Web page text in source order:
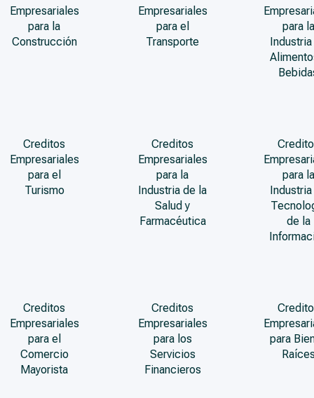
Empresariales
para la
Construcción
Empresariales
para el
Transporte
para la
Creditos
Empresariales
para el
Turismo
Creditos
Empresariales
para la
Industria de la
Salud y
Farmacéutica
para la
de la
Creditos
Empresariales
para el
Comercio
Mayorista
Creditos
Empresariales
para los
Servicios
Financieros
para